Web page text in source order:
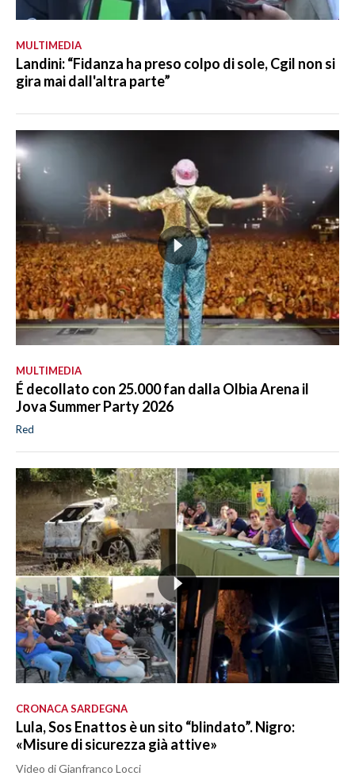
MULTIMEDIA
Landini: “Fidanza ha preso colpo di sole, Cgil non si
gira mai dall'altra parte”
MULTIMEDIA
É decollato con 25.000 fan dalla Olbia Arena il
Jova Summer Party 2026
Red
CRONACA SARDEGNA
Lula, Sos Enattos è un sito “blindato”. Nigro:
«Misure di sicurezza già attive»
Video di Gianfranco Locci